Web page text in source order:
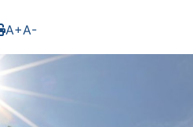
A+A-